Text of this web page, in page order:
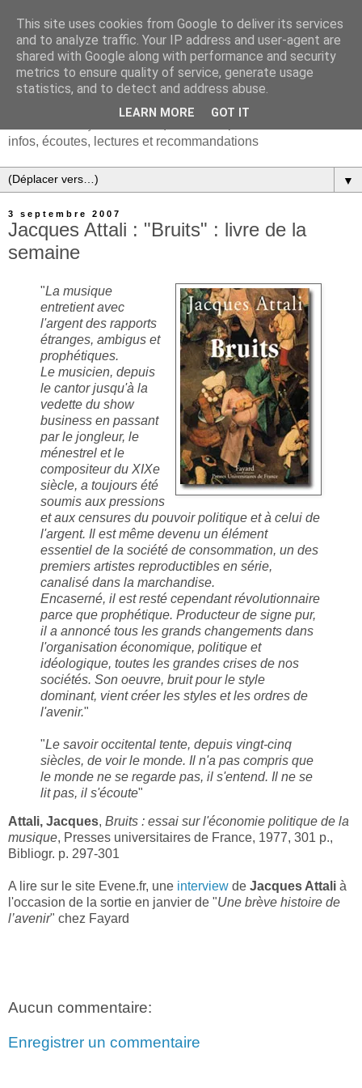
infos, écoutes, lectures et recommandations
▼
3 septembre 2007
Jacques Attali : "Bruits" : livre de la
semaine
"La musique
entretient avec
l'argent des rapports
étranges, ambigus et
prophétiques.
Le musicien, depuis
le cantor jusqu'à la
vedette du show
business en passant
par le jongleur, le
ménestrel et le
compositeur du XIXe
siècle, a toujours été
soumis aux pressions
et aux censures du pouvoir politique et à celui de
l'argent. Il est même devenu un élément
essentiel de la société de consommation, un des
premiers artistes reproductibles en série,
canalisé dans la marchandise.
Encaserné, il est resté cependant révolutionnaire
parce que prophétique. Producteur de signe pur,
il a annoncé tous les grands changements dans
l'organisation économique, politique et
idéologique, toutes les grandes crises de nos
sociétés. Son oeuvre, bruit pour le style
dominant, vient créer les styles et les ordres de
l'avenir."
"Le savoir occitental tente, depuis vingt-cinq
siècles, de voir le monde. Il n'a pas compris que
le monde ne se regarde pas, il s'entend. Il ne se
lit pas, il s'écoute"
Attali, Jacques, Bruits : essai sur l'économie politique de la
musique, Presses universitaires de France, 1977, 301 p.,
Bibliogr. p. 297-301
A lire sur le site Evene.fr, une interview de Jacques Attali à
l'occasion de la sortie en janvier de "Une brève histoire de
l’avenir" chez Fayard
Aucun commentaire:
Enregistrer un commentaire
This site uses cookies from Google to deliver its services
and to analyze traffic. Your IP address and user-agent are
shared with Google along with performance and security
metrics to ensure quality of service, generate usage
statistics, and to detect and address abuse.
LEARN MORE GOT IT